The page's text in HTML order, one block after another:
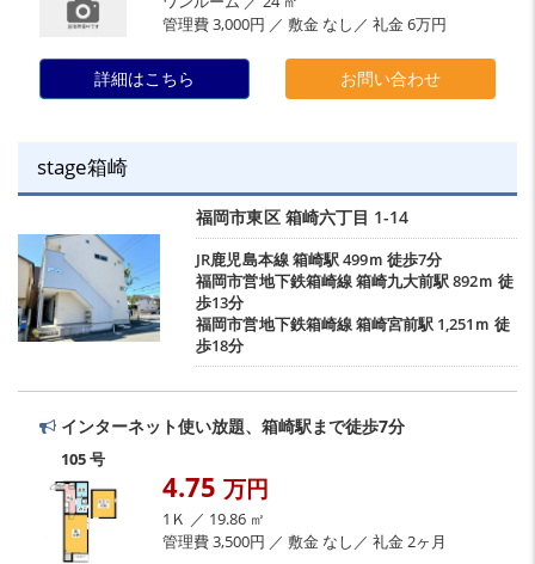
管理費 3,000円 ／ 敷金 なし／ 礼金 6万円
詳細はこちら お問い合わせ
stage箱崎
福岡市東区 箱崎六丁目 1-14
JR鹿児島本線箱崎駅499ｍ 徒歩7分
福岡市営地下鉄箱崎線箱崎九大前駅892ｍ 徒
歩13分
福岡市営地下鉄箱崎線箱崎宮前駅 1,251ｍ 徒
歩18分
インターネット使い放題、箱崎駅まで徒歩7分
105 号
4.75 万円
1Ｋ ／ 19.86 ㎡
管理費 3,500円 ／ 敷金 なし／ 礼金 2ヶ月